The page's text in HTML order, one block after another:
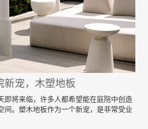
新宠，木塑地板
即将来临，许多人都希望能在庭院中创造
间。塑木地板作为一个新宠，是非常受业